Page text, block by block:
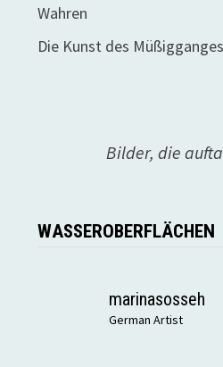
Wahren
Die Kunst des Müßigganges
Bilder, die
WASSEROBERFLÄCHEN
marinasosseh
German Artist